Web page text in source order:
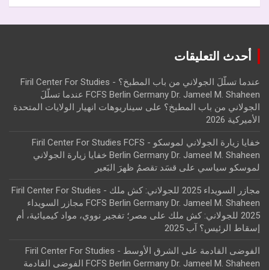
أحدث التعليقات
عندما تسلّلَ الجولاني من باب المطبخ؟ - Firil Center For Studies
FCFS Berlin Germany Dr. Jameel M. Shaheen عندما تسلّلَ
الجولاني من باب المطبخ؟ على سيناريوهات انهيار الولايات المتحدة
الأميركية 2026
خفايا زيارة الجولاني لموسكو - Firil Center For Studies FCFS
Berlin Germany Dr. Jameel M. Shaheen خفايا زيارة الجولاني
لموسكو سياسي على قسَد تقصمُ ظهرَ البَعير
مجازر السويداء 2025 للجولاني: كش ملك - Firil Center For Studies
FCFS Berlin Germany Dr. Jameel M. Shaheen مجازر السويداء
2025 للجولاني: كش ملك
على مصر؛ تفجير نووي، مواد كيميائية، أم
إسقاط الرئيس؟ آب 2025
الفوضى القادمة على الشرق الأوسط - Firil Center For Studies
FCFS Berlin Germany Dr. Jameel M. Shaheen الفوضى القادمة